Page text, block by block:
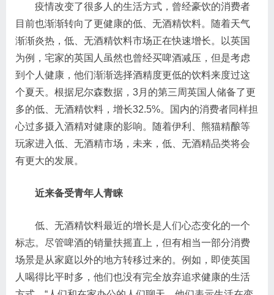
疫情改变了很多人的生活方式，曾经豪饮的消费者
目前也渐渐转向了更健康的低、无酒精饮料。随着天气
渐渐炎热，低、无酒精饮料市场正在快速增长。以英国
为例，宅家的英国人虽然也曾经买啤酒减压，但是考虑
到个人健康，他们渐渐选择酒精度更低的饮料来度过这
个夏天。根据尼尔森数据，3月的第三周英国人储备了更
多的低、无酒精饮料，增长32.5%。国内的消费者同样担
心过多摄入酒精对健康的影响。随着伊利、熊猫精酿等
玩家进入低、无酒精市场，未来，低、无酒精品类将会
有更大的发展。
近来备受青年人青睐
低、无酒精饮料最近的增长是人们心态变化的一个
标志。尽管啤酒的销量扶摇直上，但有相当一部分消费
场景是从家庭以外的地方转移过来的。例如，即使英国
人喝得比平时多，他们也没有完全放弃追求健康的生活